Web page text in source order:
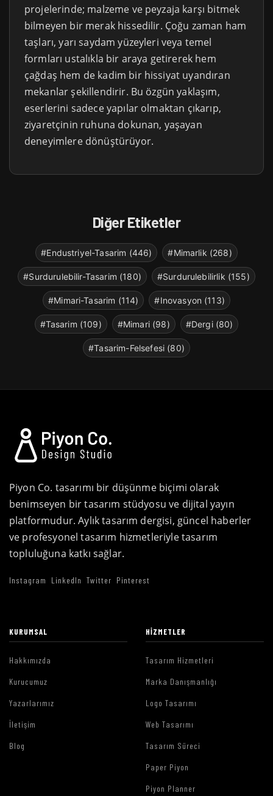
projelerinde; malzeme ve peyzaja karşı bitmek
bilmeyen bir merak hissedilir. Çoğu zaman ham
taşları, yarı saydam yüzeyleri veya temel
formları ustalıkla bir araya getirerek hem
çağdaş hem de kadim bir hissiyat uyandıran
mekanlar şekillendirir. Bu özgün yaklaşım,
eserlerini sadece yapılar olmaktan çıkarıp,
ziyaretçinin ruhuna dokunan, yaşayan
deneyimlere dönüştürüyor.
Diğer Etiketler
#Endustriyel-Tasarim (446) #Mimarlik (268)
#Surdurulebilir-Tasarim (180) #Surdurulebilirlik (155)
#Mimari-Tasarim (114) #Inovasyon (113)
#Tasarim (109) #Mimari (98) #Dergi (80)
#Tasarim-Felsefesi (80)
Piyon Co. tasarımı bir düşünme biçimi olarak
benimseyen bir tasarım stüdyosu ve dijital yayın
platformudur. Aylık tasarım dergisi, güncel haberler
ve profesyonel tasarım hizmetleriyle tasarım
topluluğuna katkı sağlar.
Instagram LinkedIn Twitter Pinterest
KURUMSAL
Hakkımızda
Kurucumuz
Yazarlarımız
İletişim
Blog
HIZMETLER
Tasarım Hizmetleri
Marka Danışmanlığı
Logo Tasarımı
Web Tasarımı
Tasarım Süreci
Paper Piyon
Piyon Planner